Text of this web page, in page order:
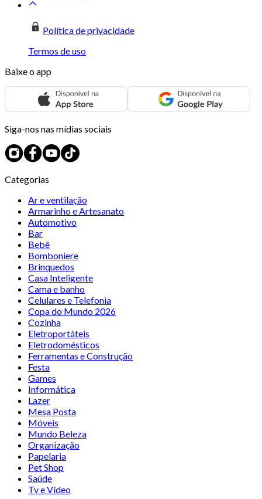
Política de privacidade
Termos de uso
Baixe o app
Siga-nos nas mídias sociais
Categorias
Ar e ventilação
Armarinho e Artesanato
Automotivo
Bar
Bebê
Bomboniere
Brinquedos
Casa Inteligente
Cama e banho
Celulares e Telefonia
Copa do Mundo 2026
Cozinha
Eletroportáteis
Eletrodomésticos
Ferramentas e Construção
Festa
Games
Informática
Lazer
Mesa Posta
Móveis
Mundo Beleza
Organização
Papelaria
Pet Shop
Saúde
Tv e Vídeo